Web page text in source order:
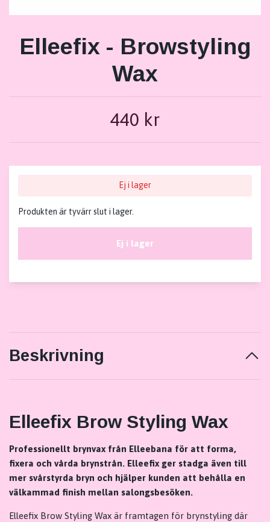
Elleefix - Browstyling
Wax
440 kr
Ej i lager
Produkten är tyvärr slut i lager.
Ej i lager
Beskrivning
Elleefix Brow Styling Wax
Professionellt brynvax från Elleebana för att forma,
fixera och vårda brynstrån. Elleefix ger stadga även till
mer svårstyrda bryn och hjälper kunden att behålla en
välkammad finish mellan salongsbesöken.
Elleefix Brow Styling Wax är framtagen för brynstyling där